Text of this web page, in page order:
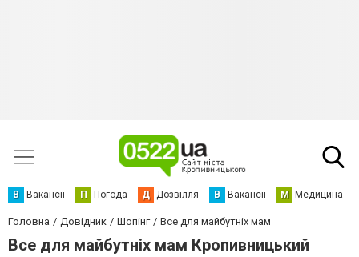
В Вакансії П Погода Д Дозвілля В Вакансії М Медицина
Головна Довідник Шопінг Все для майбутніх мам
Все для майбутніх мам Кропивницький